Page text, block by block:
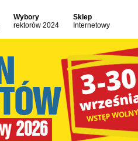
Wybory
rektorów 2024
Sklep
Internetowy